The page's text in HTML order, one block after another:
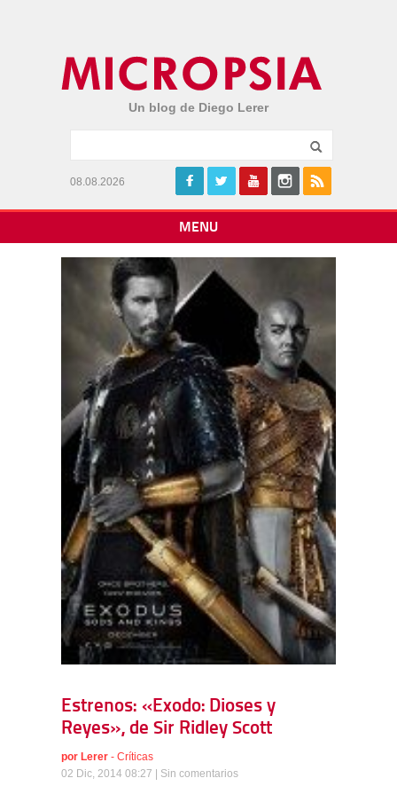
Un blog de Diego Lerer
08.08.2026
MENU
Estrenos: «Exodo: Dioses y
Reyes», de Sir Ridley Scott
por Lerer - Críticas
02 Dic, 2014 08:27 | Sin comentarios